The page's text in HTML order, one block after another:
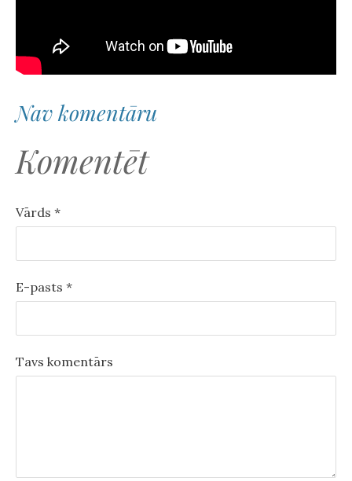
Nav komentāru
Komentēt
Vārds *
E-pasts *
Tavs komentārs